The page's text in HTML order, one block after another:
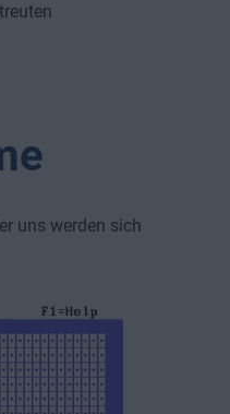
uns werden sich